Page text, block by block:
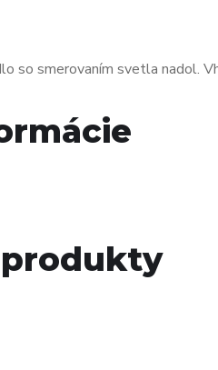
so smerovaním svetla nadol.
produkty